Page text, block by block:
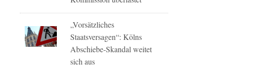
„Vorsätzliches
Staatsversagen“: Kölns
Abschiebe-Skandal weitet
sich aus